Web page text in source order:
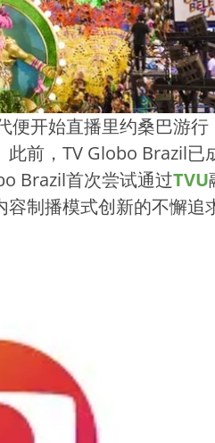
开始直播里约桑巴游行
前，TV Globo Brazil已
Brazil首次尝试通过TVU
制播模式创新的不懈追